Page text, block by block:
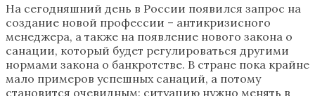
На сегодняшний день в России появился запрос на
создание новой профессии – антикризисного
менеджера, а также на появление нового закона о
санации, который будет регулироваться другими
нормами закона о банкротстве. В стране пока крайне
мало примеров успешных санаций, а потому
становится очевидным: ситуацию нужно менять в